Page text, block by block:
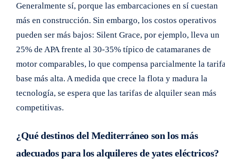
Generalmente sí, porque las embarcaciones en sí cuestan
más en construcción. Sin embargo, los costos operativos
pueden ser más bajos: Silent Grace, por ejemplo, lleva un
25% de APA frente al 30-35% típico de catamaranes de
motor comparables, lo que compensa parcialmente la
base más alta. A medida que crece la flota y madura la
tecnología, se espera que las tarifas de alquiler sean más
competitivas.
¿Qué destinos del Mediterráneo son los más
adecuados para los alquileres de yates eléctricos?